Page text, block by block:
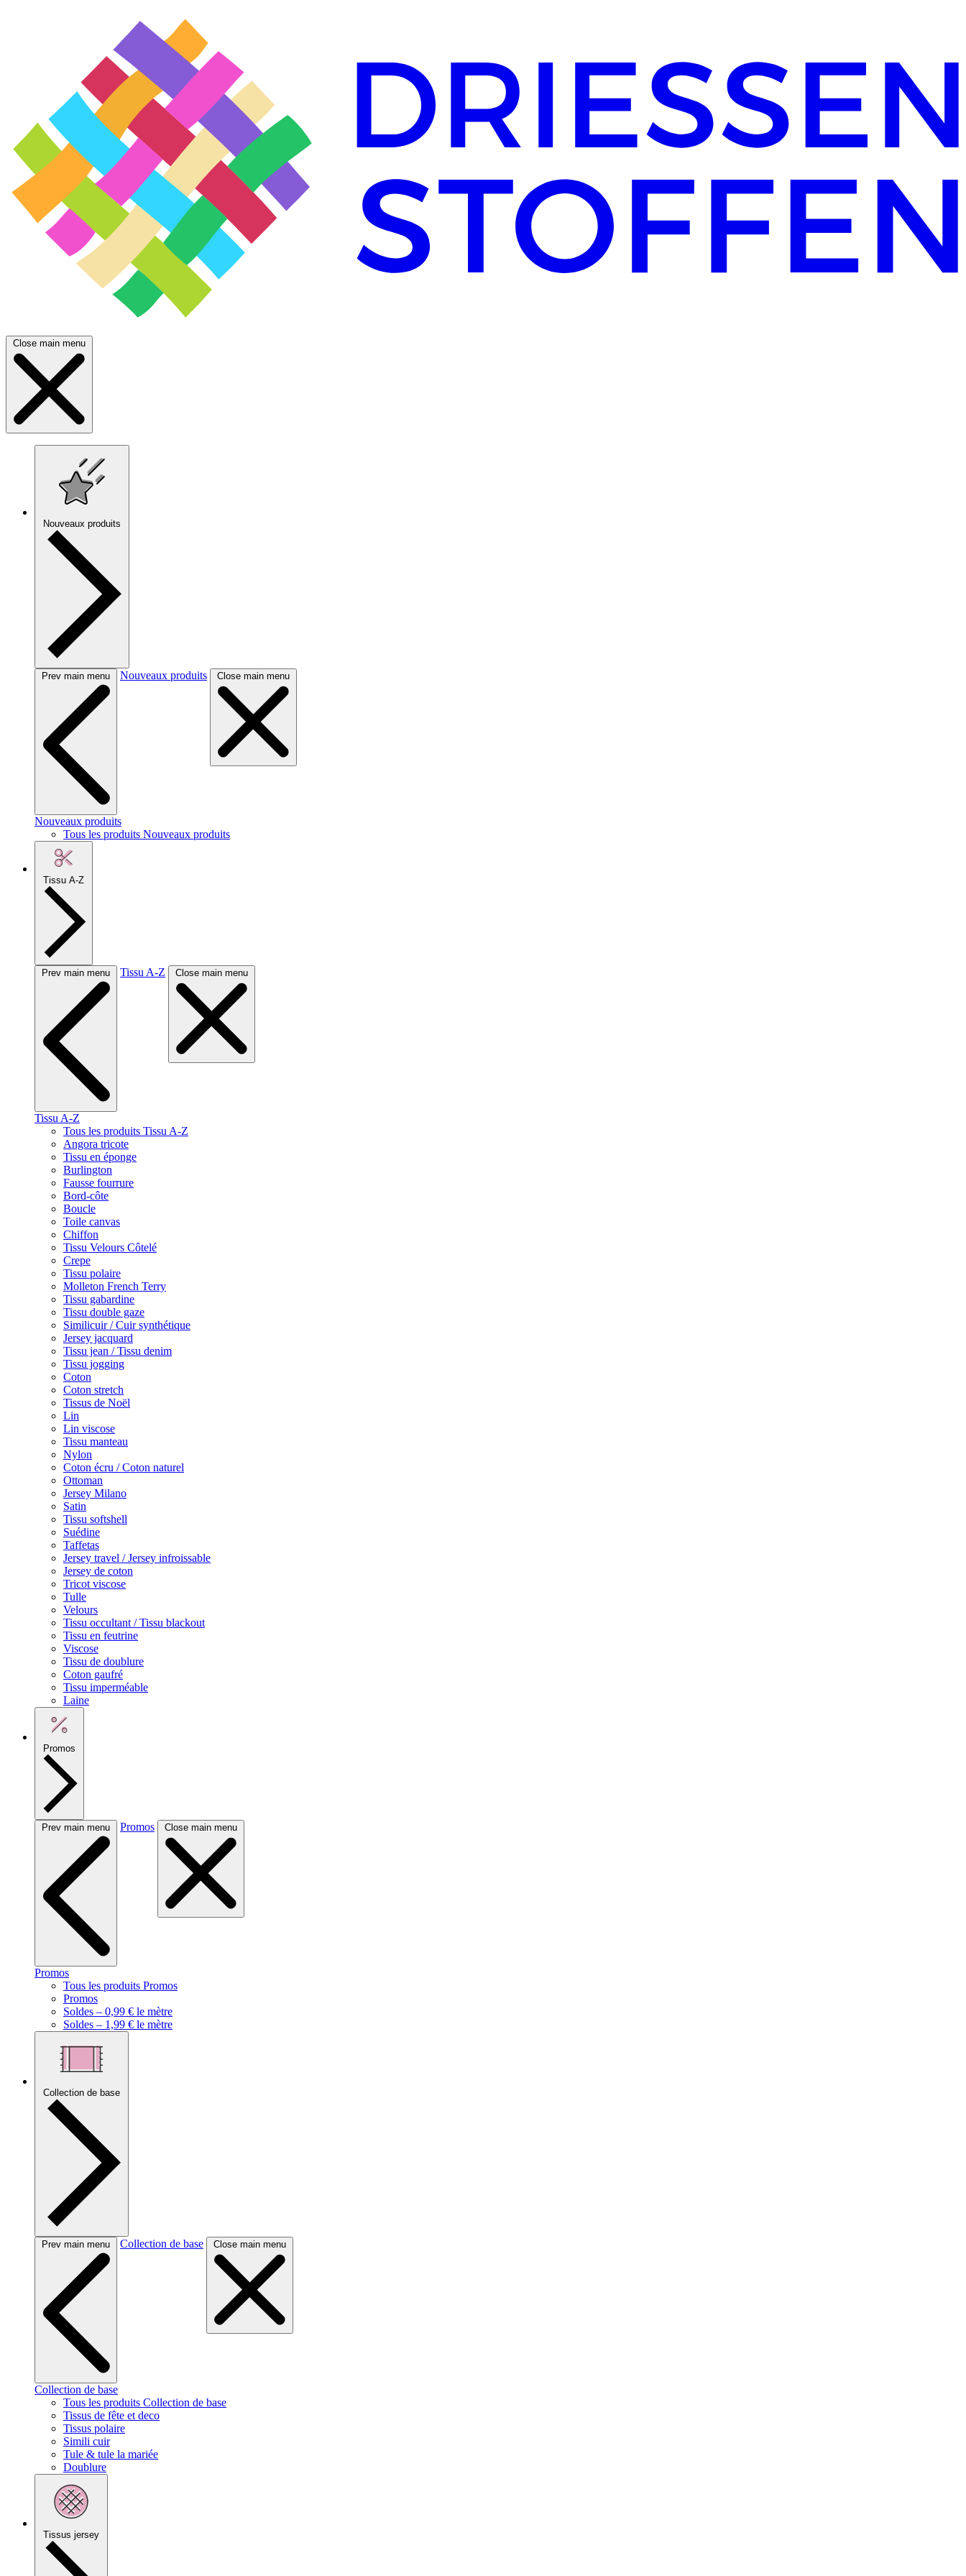
Close main menu
Nouveaux produits
Prev main menu Nouveaux produits Close main menu
Nouveaux produits
Tous les produits Nouveaux produits
Tissu A-Z
Prev main menu Tissu A-Z Close main menu
Tissu A-Z
Tous les produits Tissu A-Z
Angora tricote
Tissu en éponge
Burlington
Fausse fourrure
Bord-côte
Boucle
Toile canvas
Chiffon
Tissu Velours Côtelé
Crepe
Tissu polaire
Molleton French Terry
Tissu gabardine
Tissu double gaze
Similicuir / Cuir synthétique
Jersey jacquard
Tissu jean / Tissu denim
Tissu jogging
Coton
Coton stretch
Tissus de Noël
Lin
Lin viscose
Tissu manteau
Nylon
Coton écru / Coton naturel
Ottoman
Jersey Milano
Satin
Tissu softshell
Suédine
Taffetas
Jersey travel / Jersey infroissable
Jersey de coton
Tricot viscose
Tulle
Velours
Tissu occultant / Tissu blackout
Tissu en feutrine
Viscose
Tissu de doublure
Coton gaufré
Tissu imperméable
Laine
Promos
Prev main menu Promos Close main menu
Promos
Tous les produits Promos
Promos
Soldes – 0,99 € le mètre
Soldes – 1,99 € le mètre
Collection de base
Prev main menu Collection de base Close main menu
Collection de base
Tous les produits Collection de base
Tissus de fête et deco
Tissus polaire
Simili cuir
Tule & tule la mariée
Doublure
Tissus jersey